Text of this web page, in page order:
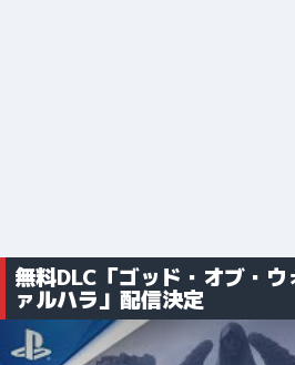
無料DLC「ゴッド・オブ・
ァルハラ」配信決定